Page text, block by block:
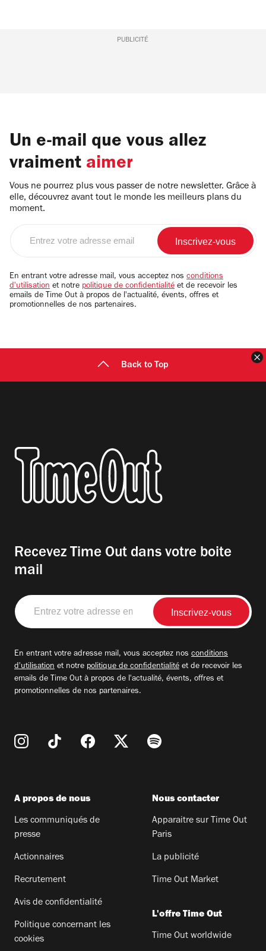
PUBLICITÉ
Un e-mail que vous allez
vraiment aimer
Vous ne pourrez plus vous passer de notre newsletter. Grâce à
elle, découvrez avant tout le monde les meilleurs plans du
moment.
email
En entrant votre adresse mail, vous acceptez nos conditions
d'utilisation et notre politique de confidentialité et de recevoir les
emails de Time Out à propos de l'actualité, évents, offres et
promotionnelles de nos partenaires.
Back to Top
Recevez Time Out dans votre boite
mail
Entrez
votre
adresse
En entrant votre adresse mail, vous acceptez nos conditions
d'utilisation et notre politique de confidentialité et de recevoir les
emails de Time Out à propos de l'actualité, évents, offres et
promotionnelles de nos partenaires.
A propos de nous
Les communiqués de
presse
Actionnaires
Recrutement
Avis de confidentialité
Politique concernant les
cookies
Nous contacter
Apparaitre sur Time Out
Paris
La publicité
Time Out Market
L'offre Time Out
Time Out worldwide